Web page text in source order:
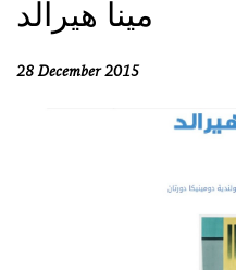
مينا هيرالد
28 December 2015